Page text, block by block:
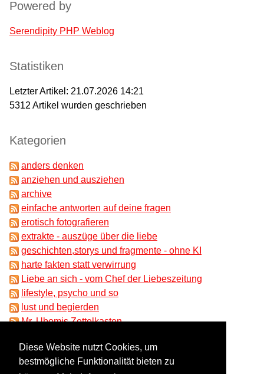
Diese Website nutzt Cookies, um
bestmögliche Funktionalität bieten zu
Powered by
Serendipity PHP Weblog
Statistiken
Letzter Artikel: 21.07.2026 14:21
5312 Artikel wurden geschrieben
Kategorien
anders denken
anziehen und ausziehen
archive
einfache antworten auf deine fragen
erotisch fotografieren
extrakte - auszüge über die liebe
geschichten,storys und fragmente - ohne KI
harte fakten statt verwirrung
Liebe an sich - vom Chef der Liebeszeitung
lifestyle, psycho und so
lust und begierden
Mr. Ubomis Zettelkasten
ungeklärtes und absonderliches
unser liebesrat